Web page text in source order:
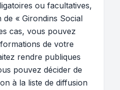
ou facultatives,
de « Girondins Social
cas, vous pouvez
de votre
rendre publiques
pouvez décider de
à la liste de diffusion